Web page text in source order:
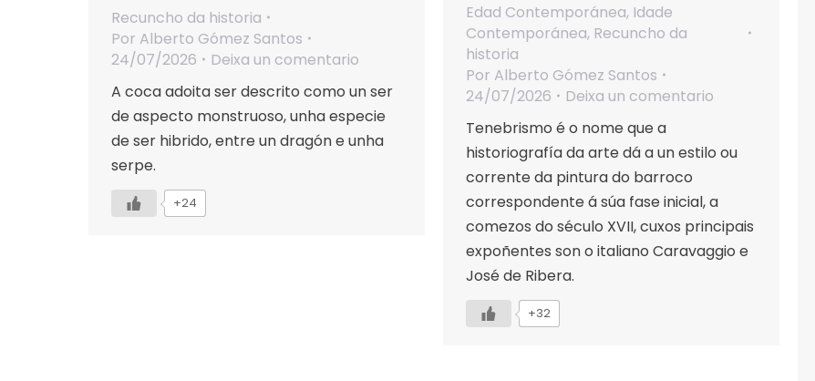
Recuncho da historia
Por Alberto Gómez Santos
24/07/2026
Deixa un comentario
A coca adoita ser descrito como un ser
de aspecto monstruoso, unha especie
de ser hibrido, entre un dragón e unha
serpe.
+24
Edad Contemporánea, Idade
Contemporánea, Recuncho da
historia
Por Alberto Gómez Santos
24/07/2026
Deixa un comentario
Tenebrismo é o nome que a
historiografía da arte dá a un estilo ou
corrente da pintura do barroco
correspondente á súa fase inicial, a
comezos do século XVII, cuxos principais
expoñentes son o italiano Caravaggio e
José de Ribera.
+32